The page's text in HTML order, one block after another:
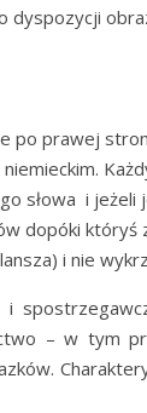
po prawej
słowa i
dopóki
i nie
– w tym